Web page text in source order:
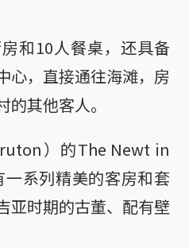
和10人餐桌，还具备
心，直接通往海滩，房
其他客人。
）的The Newt in
系列精美的客房和套
亚时期的古董、配有壁